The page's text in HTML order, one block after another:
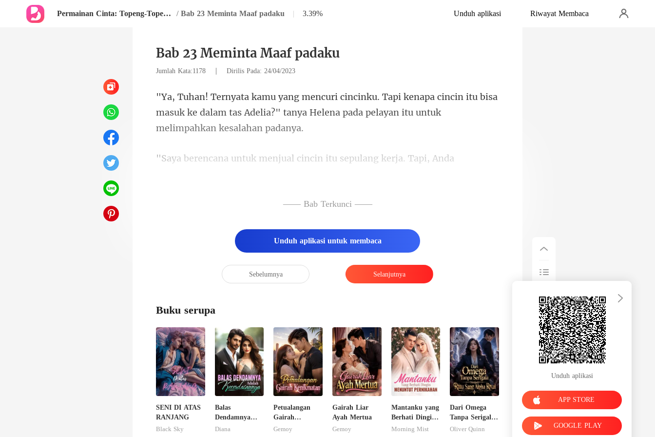
Permainan Cinta: Topeng-Topeng Kekasih / Bab 23 Meminta Maaf padaku | 3.39% Unduh aplikasi Riwayat Membaca
Bab 23 Meminta Maaf padaku
Jumlah Kata:1178 | Dirilis Pada: 24/04/2023
apa cincin itu bisa
masuk ke dalam tas Adelia?" tanya Hel
api, Anda
—— Bab Terkunci ——
Unduh aplikasi untuk membaca
Sebelumnya Selanjutnya
Buku serupa
SENI DI ATAS
RANJANG
Black Sky
Balas
Dendamnya
Adalah
Diana
Petualangan
Gairah
Kenikmatan
Gemoy
Gairah Liar
Ayah Mertua
Gemoy
Mantanku yang
Berhati Dingin
Menuntut
Morning Mist
Dari Omega
Tanpa Serigala
Menjadi Ratu
Oliver Quinn
Unduh aplikasi
APP STORE
GOOGLE PLAY